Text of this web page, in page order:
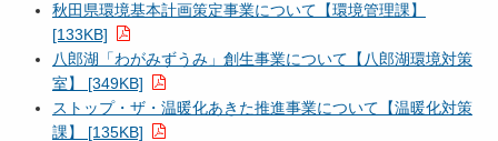
秋田県環境基本計画策定事業について【環境管理課】
[133KB]
八郎湖「わがみずうみ」創生事業について【八郎湖環境対策
室】 [349KB]
ストップ・ザ・温暖化あきた推進事業について【温暖化対策
課】 [135KB]